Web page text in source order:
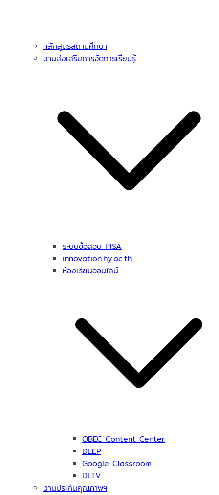
หลักสูตรสถานศึกษา
งานส่งเสริมการจัดการเรียนรู้
ระบบข้อสอบ PISA
innovation.hy.ac.th
ห้องเรียนออนไลน์
OBEC Content Center
DEEP
Google Classroom
DLTV
งานประกันคุณภาพฯ